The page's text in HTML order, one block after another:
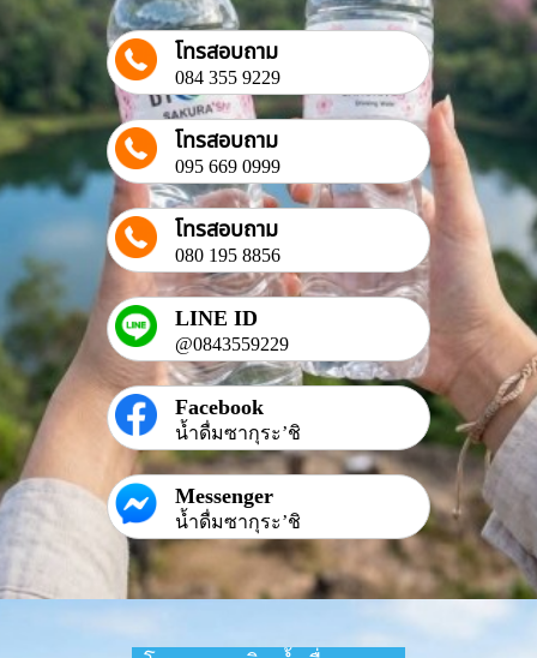
โทรสอบถาม
084 355 9229
โทรสอบถาม
095 669 0999
โทรสอบถาม
080 195 8856
LINE ID
@0843559229
Facebook
น้ำดื่มซากุระ’ชิ
Messenger
น้ำดื่มซากุระ’ชิ